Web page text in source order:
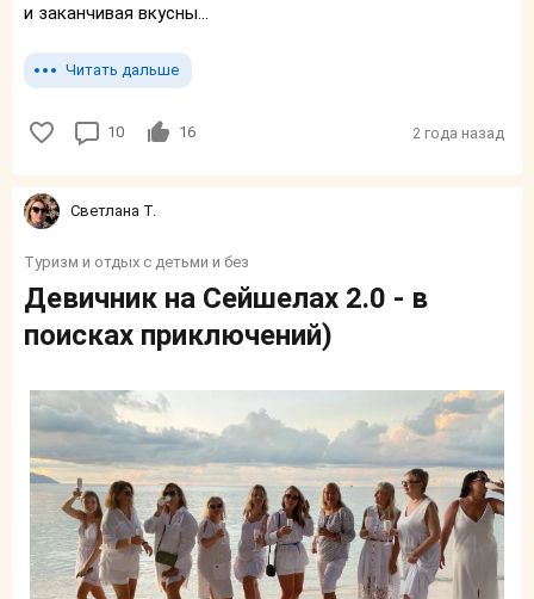
и заканчивая вкусны...
Читать дальше
10 16 2 года назад
Светлана Т.
Туризм и отдых с детьми и без
Девичник на Сейшелах 2.0 - в
поисках приключений)